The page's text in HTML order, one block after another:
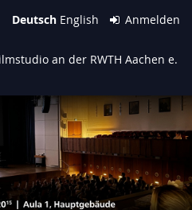
Deutsch English Anmelden
an der RWTH Aachen e.